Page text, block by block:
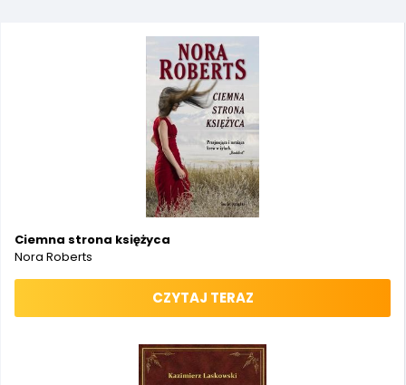
Ciemna strona księżyca
Nora Roberts
CZYTAJ TERAZ